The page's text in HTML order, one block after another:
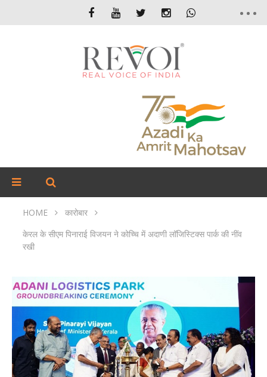
HOME
कारोबार
केरल के सीएम पिनाराई विजयन ने कोच्चि में अदाणी लॉजिस्टिक्स पार्क की नींव
रखी